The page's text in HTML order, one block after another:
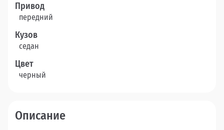
Привод
передний
Кузов
седан
Цвет
черный
Описание